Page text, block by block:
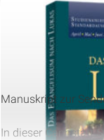
Veröffentlicht am
Manuskript zur
In dieser Cannstatt